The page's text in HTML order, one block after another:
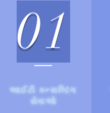
01
આઈટી કન્સલ્ટિંગ
સેવાઓ